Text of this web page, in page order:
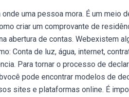
uma pessoa mora. É um meio
criar um comprovante de
abertura de contas. Webexistem
Conta de luz, água, internet,
Para tornar o processo de
pode encontrar modelos de
sites e plataformas online. É